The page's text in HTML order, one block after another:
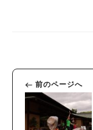
前のページへ